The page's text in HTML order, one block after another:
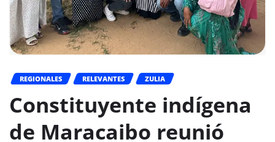
REGIONALES RELEVANTES ZULIA
Constituyente indígena
de Maracaibo reunió